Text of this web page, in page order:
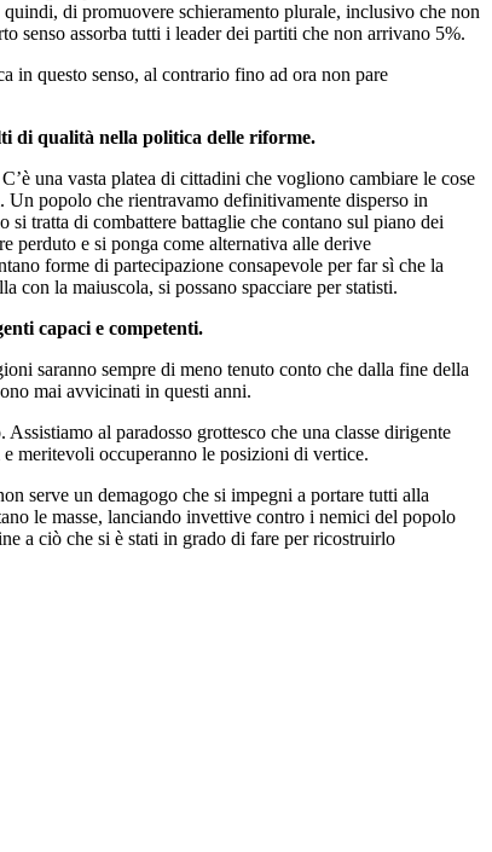
di promuovere schieramento plurale, inclusivo che non
senso assorba tutti i leader dei partiti che non arrivano 5%.
in questo senso, al contrario fino ad ora non pare
di qualità nella politica delle riforme.
una vasta platea di cittadini che vogliono cambiare le cose
popolo che rientravamo definitivamente disperso in
si tratta di combattere battaglie che contano sul piano dei
perduto e si ponga come alternativa alle derive
forme di partecipazione consapevole per far sì che la
con la maiuscola, si possano spacciare per statisti.
capaci e competenti.
saranno sempre di meno tenuto conto che dalla fine della
mai avvicinati in questi anni.
al paradosso grottesco che una classe dirigente
e meritevoli occuperanno le posizioni di vertice.
serve un demagogo che si impegni a portare tutti alla
le masse, lanciando invettive contro i nemici del popolo
a ciò che si è stati in grado di fare per ricostruirlo